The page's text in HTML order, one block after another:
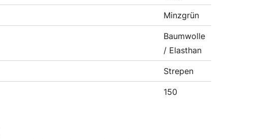
Minzgrün
Baumwolle
/ Elasthan
Strepen
150